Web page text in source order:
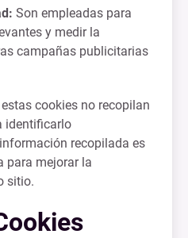
Son empleadas para
y medir la
campañas publicitarias
cookies no recopilan
identificarlo
recopilada es
para mejorar la
sitio.